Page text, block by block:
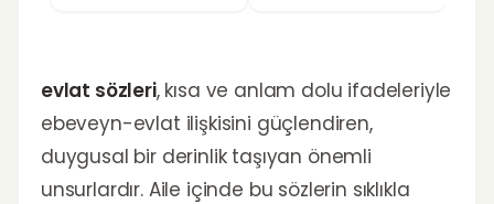
evlat sözleri, kısa ve anlam dolu ifadeleriyle
ebeveyn-evlat ilişkisini güçlendiren,
duygusal bir derinlik taşıyan önemli
unsurlardır. Aile içinde bu sözlerin sıklıkla